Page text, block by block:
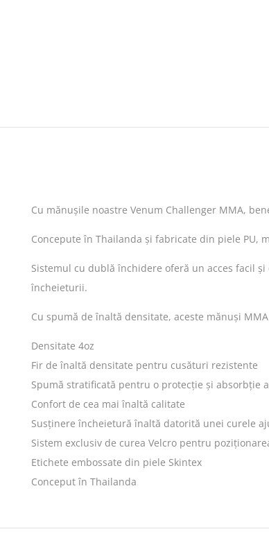
Cu mănușile noastre Venum Challenger MMA,
Concepute în Thailanda și fabricate din piele
Sistemul cu dublă închidere oferă un acces facil
încheieturii.
Cu spumă de înaltă densitate, aceste mănuși
Densitate 4oz
Fir de înaltă densitate pentru cusături rezistente
Spumă stratificată pentru o protecție și absorbție
Confort de cea mai înaltă calitate
Susținere încheietură înaltă datorită unei curele
Sistem exclusiv de curea Velcro pentru
Etichete embossate din piele Skintex
Conceput în Thailanda